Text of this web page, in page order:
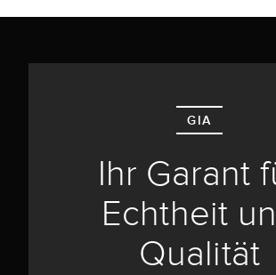
GIA
Ihr Garant
Echtheit
Qualität